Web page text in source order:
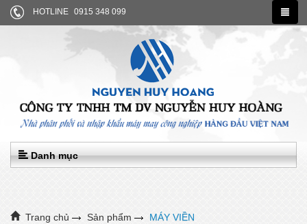
HOTLINE 0915 348 099
Danh mục
Trang chủ Sản phẩm MÁY VIỀN